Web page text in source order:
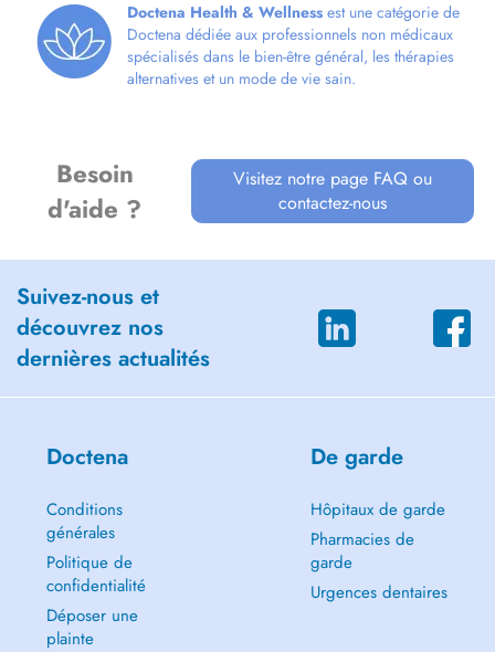
Doctena Health & Wellness est une catégorie de
Doctena dédiée aux professionnels non médicaux
spécialisés dans le bien-être général, les thérapies
alternatives et un mode de vie sain.
Besoin
d'aide ?
Visitez notre page FAQ ou
contactez-nous
Suivez-nous et
découvrez nos
dernières actualités
Doctena
Conditions
générales
Politique de
confidentialité
Déposer une
plainte
De garde
Hôpitaux de garde
Pharmacies de
garde
Urgences dentaires